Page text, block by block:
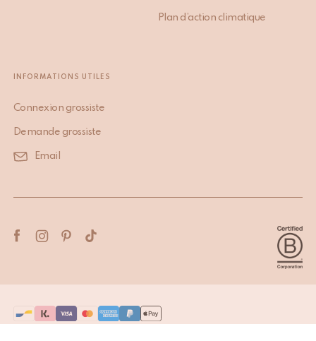
Plan d’action climatique
INFORMATIONS UTILES
Connexion grossiste
Demande grossiste
Email